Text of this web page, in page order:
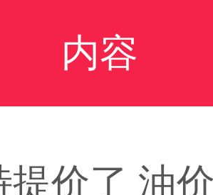
内容
价了 油